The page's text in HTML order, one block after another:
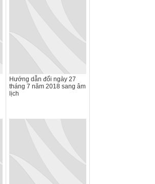
Hướng dẫn đổi ngày 27
tháng 7 năm 2018 sang âm
lịch